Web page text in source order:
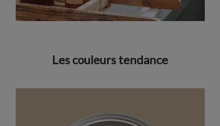
Les couleurs tendance